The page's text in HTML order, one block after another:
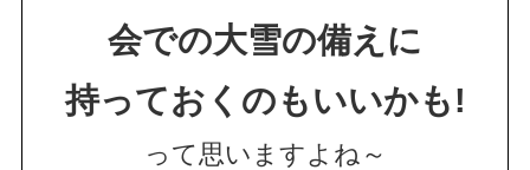
会での大雪の備えに
持っておくのもいいかも!
って思いますよね～